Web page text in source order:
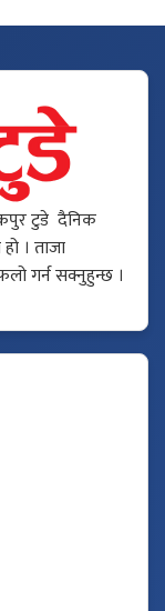
टुडे दैनिक
। ताजा
गर्न सक्नुहुन्छ ।